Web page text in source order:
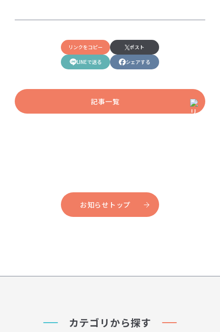
リンクをコピー
ポスト
LINEで送る
シェアする
記事一覧
お知らせトップ
カテゴリから探す